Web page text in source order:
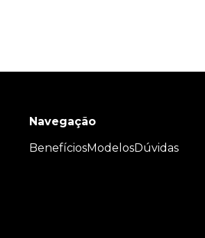
Navegação
BenefíciosModelosDúvidas